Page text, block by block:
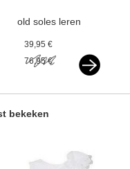
old soles leren
paarlemoer wit
39,95 €
76,95 €
bekeken